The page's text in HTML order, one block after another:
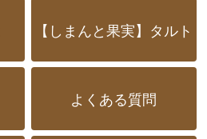
【しまんと果実】タルト
よくある質問